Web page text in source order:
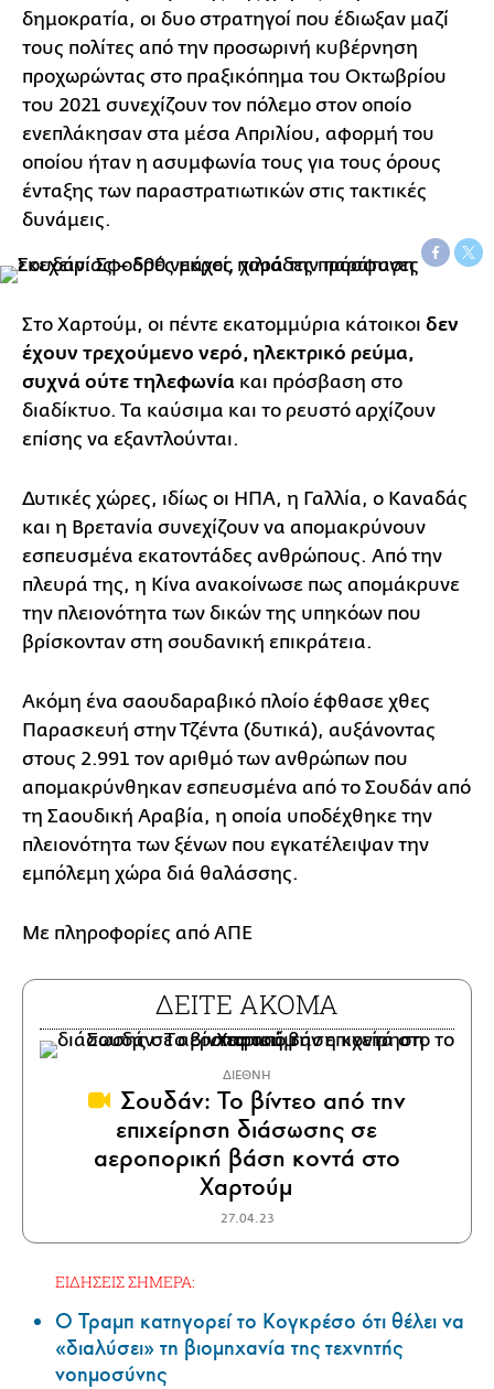
δημοκρατία, οι δυο στρατηγοί που έδιωξαν μαζί
τους πολίτες από την προσωρινή κυβέρνηση
προχωρώντας στο πραξικόπημα του Οκτωβρίου
του 2021 συνεχίζουν τον πόλεμο στον οποίο
ενεπλάκησαν στα μέσα Απριλίου, αφορμή του
οποίου ήταν η ασυμφωνία τους για τους όρους
ένταξης των παραστρατιωτικών στις τακτικές
δυνάμεις.
Στο Χαρτούμ, οι πέντε εκατομμύρια κάτοικοι δεν
έχουν τρεχούμενο νερό, ηλεκτρικό ρεύμα,
συχνά ούτε τηλεφωνία και πρόσβαση στο
διαδίκτυο. Τα καύσιμα και το ρευστό αρχίζουν
επίσης να εξαντλούνται.
Δυτικές χώρες, ιδίως οι ΗΠΑ, η Γαλλία, ο Καναδάς
και η Βρετανία συνεχίζουν να απομακρύνουν
εσπευσμένα εκατοντάδες ανθρώπους. Από την
πλευρά της, η Κίνα ανακοίνωσε πως απομάκρυνε
την πλειονότητα των δικών της υπηκόων που
βρίσκονταν στη σουδανική επικράτεια.
Ακόμη ένα σαουδαραβικό πλοίο έφθασε χθες
Παρασκευή στην Τζέντα (δυτικά), αυξάνοντας
στους 2.991 τον αριθμό των ανθρώπων που
απομακρύνθηκαν εσπευσμένα από το Σουδάν από
τη Σαουδική Αραβία, η οποία υποδέχθηκε την
πλειονότητα των ξένων που εγκατέλειψαν την
εμπόλεμη χώρα διά θαλάσσης.
Με πληροφορίες από ΑΠΕ
ΔΕΙΤΕ ΑΚΟΜΑ
ΔΙΕΘΝΗ
Σουδάν: Το βίντεο από την
επιχείρηση διάσωσης σε
αεροπορική βάση κοντά στο
Χαρτούμ
27.04.23
ΕΙΔΗΣΕΙΣ ΣΗΜΕΡΑ:
Ο Τραμπ κατηγορεί το Κογκρέσο ότι θέλει να
«διαλύσει» τη βιομηχανία της τεχνητής
νοημοσύνης